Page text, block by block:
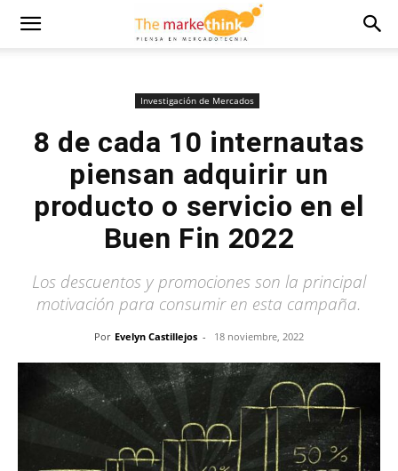
Investigación de Mercados
8 de cada 10 internautas
piensan adquirir un
producto o servicio en el
Buen Fin 2022
Los descuentos y promociones son la principal
motivación para consumir en esta campaña.
Por Evelyn Castillejos - 18 noviembre, 2022